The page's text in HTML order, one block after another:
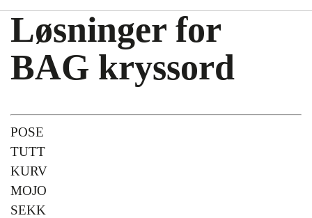
Løsninger for
BAG kryssord
POSE
TUTT
KURV
MOJO
SEKK